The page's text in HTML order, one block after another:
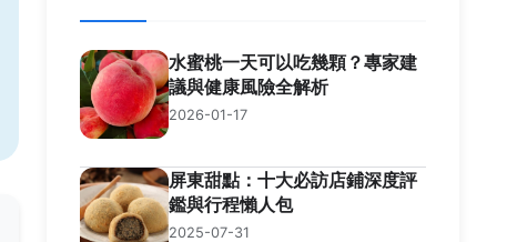
水蜜桃一天可以吃幾顆？專家建
議與健康風險全解析
2026-01-17
屏東甜點：十大必訪店鋪深度評
鑑與行程懶人包
2025-07-31